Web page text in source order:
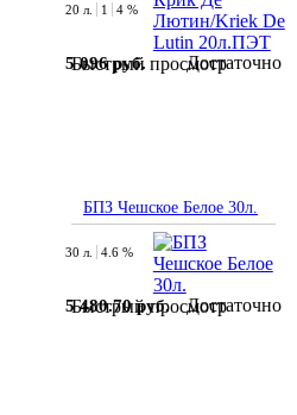
Быстрый просмотр
20 л. 1 4 %
5 096 руб. Достаточно
БПЗ Чешское Белое 30л.
Быстрый просмотр
30 л. 4.6 %
5 480.70 руб. Достаточно